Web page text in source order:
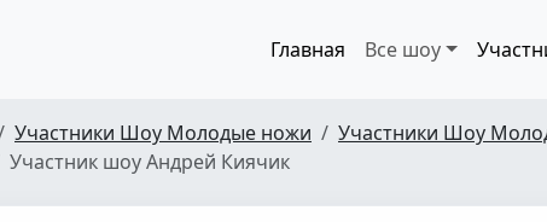
Главная Все шоу
Участники Шоу Молодые ножи
Участники Шоу
Участник шоу Андрей Киячик